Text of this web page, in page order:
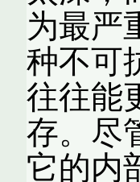
为最严
种不可
往往能
存。尽
它的内